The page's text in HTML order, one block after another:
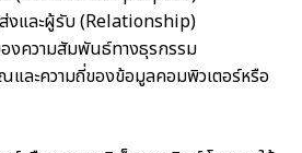
งและผู้รับ (Relationship)
องความสัมพันธ์ทางธุรกรรม
และความถี่ของข้อมูลคอมพิวเตอร์หรือ